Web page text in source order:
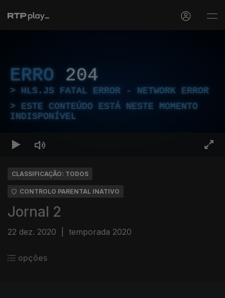
ERRO 204
HLS.JS FATAL ERROR - NETWORK ERROR
ESTE CONTEÚDO ESTÁ NESTE MOMENTO
INDISPONÍVEL
CLASSIFICAÇÃO: TODOS
CONTROLO PARENTAL INATIVO
Jornal 2
22 dez. 2020 temporada 2020
opções